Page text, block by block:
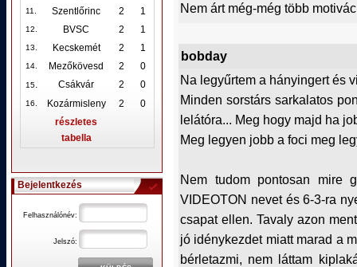
11. Szentlőrinc 2 1
12. BVSC 2 1
13. Kecskemét 2 1
14. Mezőkövesd 2 0
15. Csákvár 2 0
16. Kozármisleny 2
0
részletes
tabella
Bejelentkezés
Felhasználónév:
Jelszó:
Nem árt még-még több
bobday
Na legyűrtem a hányingert és
Minden sorstárs sarkalatos
lelátóra... Meg hogy majd ha
Meg legyen jobb a foci meg
Nem tudom pontosan mire
VIDEOTON nevet és 6-3-ra
csapat ellen. Tavaly azon
jó idénykezdet miatt marad a
bérletazmi, nem láttam